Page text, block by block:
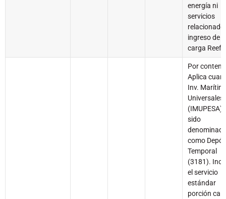
energía ni
servicios
ingreso de
carga
Por
Aplica
Inv.
Universales
(IMUPESA)
sido
como
Temporal
(3181).
el servicio
estándar
porción